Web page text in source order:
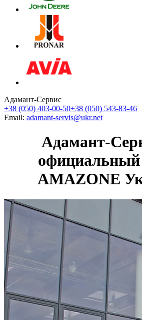
Адамант-Сервис
+38 (050) 403-00-50+38 (050) 543-83-46
Email: adamant-servis@ukr.net
Адамант-
официальный
AMAZONE